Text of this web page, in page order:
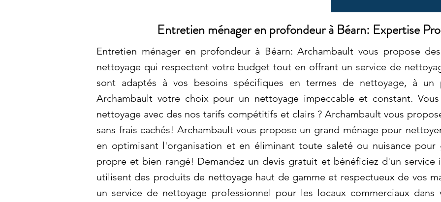
Entretien ménager en profondeur à Béarn: Expertise
Entretien ménager en profondeur à Béarn: Archambault vous propose
nettoyage qui respectent votre budget tout en offrant un service de
sont adaptés à vos besoins spécifiques en termes de nettoyage, à un
Archambault votre choix pour un nettoyage impeccable et constant.
nettoyage avec des nos tarifs compétitifs et clairs ? Archambault vous
sans frais cachés! Archambault vous propose un grand ménage pour
en optimisant l'organisation et en éliminant toute saleté ou nuisance pour
propre et bien rangé! Demandez un devis gratuit et bénéficiez d'un service
utilisent des produits de nettoyage haut de gamme et respectueux de vos
un service de nettoyage professionnel pour les locaux commerciaux dans